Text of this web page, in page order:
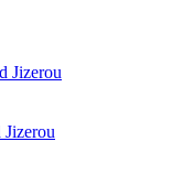
Jizerou